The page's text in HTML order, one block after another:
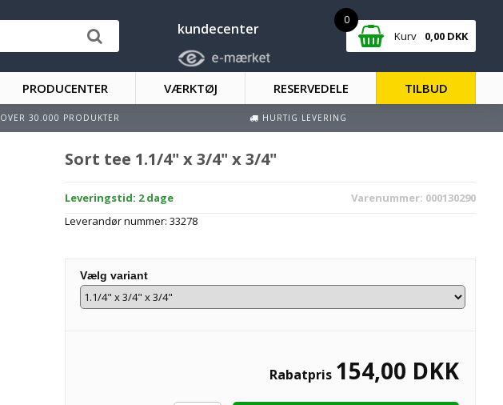
kundecenter
0
Kurv 0,00 DKK
PRODUCENTER VÆRKTØJ RESERVEDELE TILBUD
OVER 30.000 PRODUKTER HURTIG LEVERING
Sort tee 1.1/4" x 3/4" x 3/4"
Leveringstid: 2 dage Varenummer: 000130290
Leverandør nummer: 33278
Vælg variant
Rabatpris 154,00 DKK